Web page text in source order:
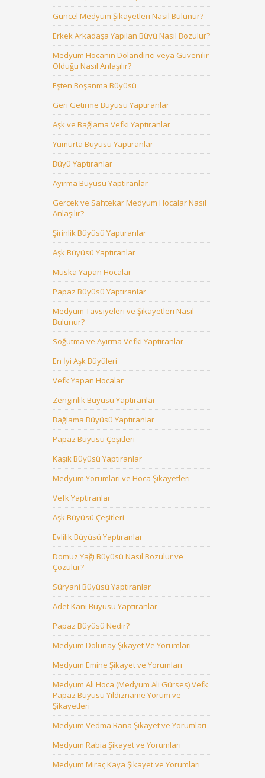
Güncel Medyum Şikayetleri Nasıl Bulunur?
Erkek Arkadaşa Yapılan Büyü Nasıl Bozulur?
Medyum Hocanın Dolandırıcı veya Güvenilir
Olduğu Nasıl Anlaşılır?
Eşten Boşanma Büyüsü
Geri Getirme Büyüsü Yaptıranlar
Aşk ve Bağlama Vefki Yaptıranlar
Yumurta Büyüsü Yaptıranlar
Büyü Yaptıranlar
Ayırma Büyüsü Yaptıranlar
Gerçek ve Sahtekar Medyum Hocalar Nasıl
Anlaşılır?
Şirinlik Büyüsü Yaptıranlar
Aşk Büyüsü Yaptıranlar
Muska Yapan Hocalar
Papaz Büyüsü Yaptıranlar
Medyum Tavsiyeleri ve Şikayetleri Nasıl
Bulunur?
Soğutma ve Ayırma Vefki Yaptıranlar
En İyi Aşk Büyüleri
Vefk Yapan Hocalar
Zenginlik Büyüsü Yaptıranlar
Bağlama Büyüsü Yaptıranlar
Papaz Büyüsü Çeşitleri
Kaşık Büyüsü Yaptıranlar
Medyum Yorumları ve Hoca Şikayetleri
Vefk Yaptıranlar
Aşk Büyüsü Çeşitleri
Evlilik Büyüsü Yaptıranlar
Domuz Yağı Büyüsü Nasıl Bozulur ve
Çözülür?
Süryani Büyüsü Yaptıranlar
Adet Kanı Büyüsü Yaptıranlar
Papaz Büyüsü Nedir?
Medyum Dolunay Şikayet Ve Yorumları
Medyum Emine Şikayet ve Yorumları
Medyum Ali Hoca (Medyum Ali Gürses) Vefk
Papaz Büyüsü Yıldızname Yorum ve
Şikayetleri
Medyum Vedma Rana Şikayet ve Yorumları
Medyum Rabia Şikayet ve Yorumları
Medyum Miraç Kaya Şikayet ve Yorumları